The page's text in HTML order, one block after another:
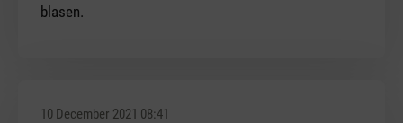
blasen.
10 December 2021 08:41